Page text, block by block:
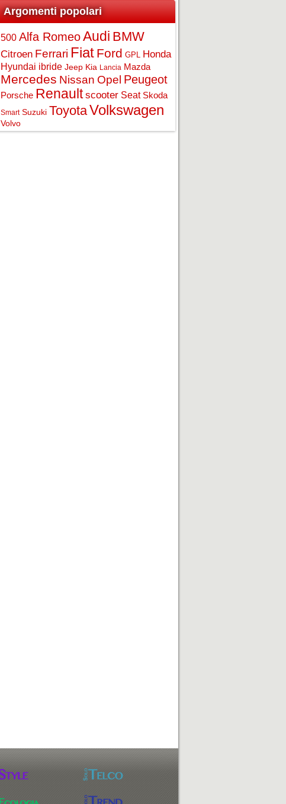
Argomenti popolari
500 Alfa RomeoAudi BMW
Citroen Ferrari Fiat Ford GPL Honda
Hyundai ibride Jeep Kia Lancia Mazda
Mercedes Nissan Opel Peugeot
Porsche Renault scooter Seat Skoda
Smart Suzuki ToyotaVolkswagen
Volvo